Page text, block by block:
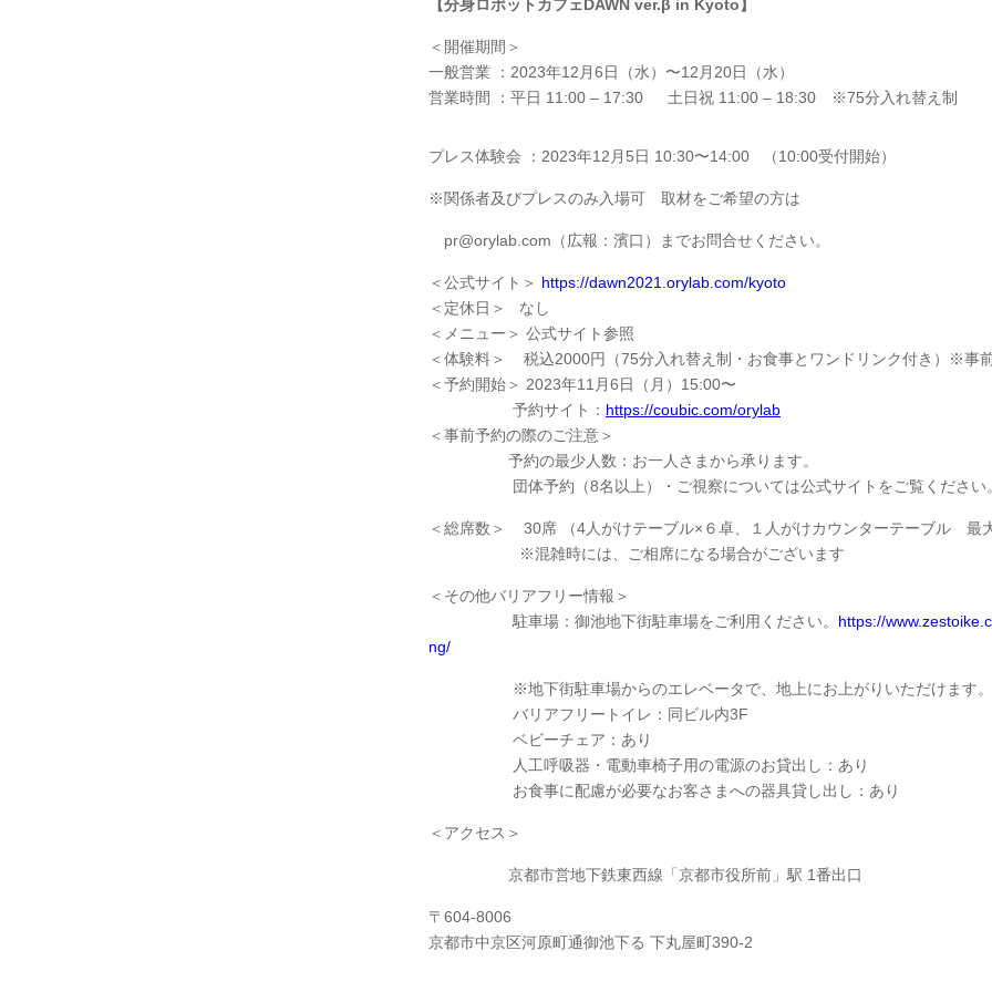
【分身ロボットカフェDAWN ver.β in Kyoto】
＜開催期間＞
一般営業 ：2023年12月6日（水）〜12月20日（水）
営業時間 ：平日 11:00 – 17:30 土日祝 11:00 – 18:30 ※75分入れ替え制
プレス体験会 ：2023年12月5日 10:30〜14:00 （10:00受付開始）
※関係者及びプレスのみ入場可 取材をご希望の方は
pr@orylab.com（広報：濱口）までお問合せください。
＜公式サイト＞ https://dawn2021.orylab.com/kyoto
＜定休日＞ なし
＜メニュー＞ 公式サイト参照
＜体験料＞ 税込2000円（75分入れ替え制・お食事とワンドリンク付き）※事
＜予約開始＞ 2023年11月6日（月）15:00〜
予約サイト： https://coubic.com/orylab
＜事前予約の際のご注意＞
予約の最少人数：お一人さまから承ります。
団体予約（8名以上）・ご視察については公式サイトをご覧ください。
＜総席数＞ 30席 （4人がけテーブル×６卓、１人がけカウンターテーブル 最大
※混雑時には、ご相席になる場合がございます
＜その他バリアフリー情報＞
駐車場：御池地下街駐車場をご利用ください。 https://
ng/
※地下街駐車場からのエレベータで、地上にお上がりいただけます。
バリアフリートイレ：同ビル内3F
ベビーチェア：あり
人工呼吸器・電動車椅子用の電源のお貸出し：あり
お食事に配慮が必要なお客さまへの器具貸し出し：あり
＜アクセス＞
京都市営地下鉄東西線「京都市役所前」駅 1番出口
〒604-8006
京都市中京区河原町通御池下る 下丸屋町390-2